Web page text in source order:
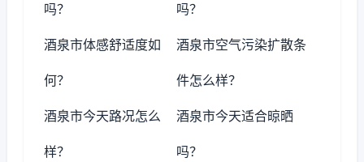
吗？ 吗？
酒泉市体感舒适度如
何？
酒泉市空气污染扩散条
件怎么样？
酒泉市今天路况怎么
样？
酒泉市今天适合晾晒
吗？